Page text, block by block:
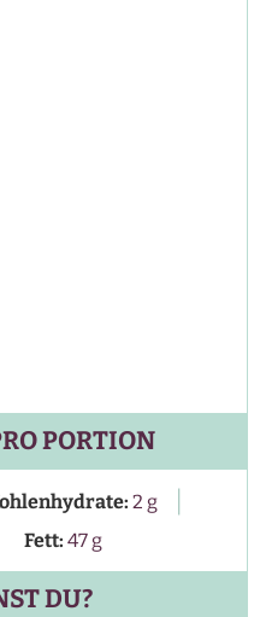
PORTION
2 g |
Fett: 47g
DU?